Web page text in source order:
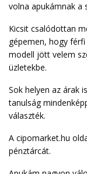
volna apukámnak a
Kicsit csalódottan
gépemen, hogy
modell jött velem
üzletekbe.
Sok helyen az árak
tanulság
választék.
A cipomarket.hu
pénztárcát.